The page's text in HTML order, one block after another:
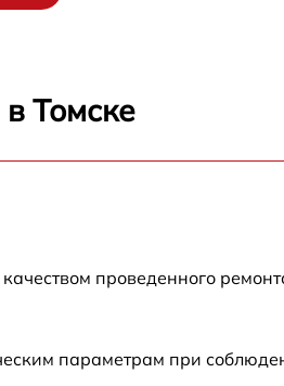
Томске
проведенного
параметрам при